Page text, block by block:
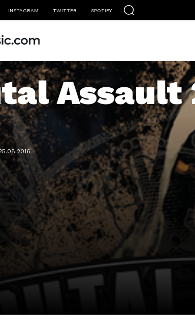
INSTAGRAM TWITTER SPOTIFY
Assault